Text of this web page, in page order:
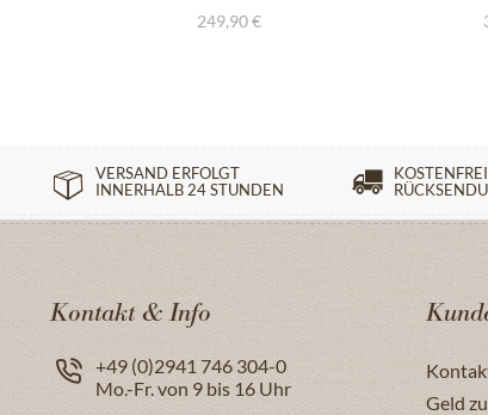
249,90 €
VERSAND ERFOLGT
INNERHALB 24 STUNDEN
Kontakt & Info
+49 (0)2941 746 304-0
Mo.-Fr. von 9 bis 16 Uhr
Geld